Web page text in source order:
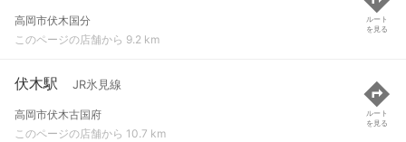
高岡市伏木国分
このページの店舗から 9.2 km
ルート
を見る
伏木駅 JR氷見線
高岡市伏木古国府
このページの店舗から 10.7 km
ルート
を見る